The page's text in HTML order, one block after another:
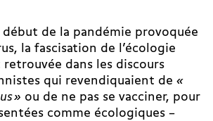
début de la pandémie provoquée
la fascisation de l’écologie
retrouvée dans les discours
qui revendiquaient de «
» ou de ne pas se vacciner, pour
comme écologiques –